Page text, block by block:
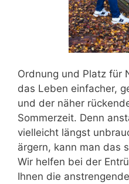
Ordnung und Platz für
das Leben einfacher,
und der näher
Sommerzeit. Denn
vielleicht längst
ärgern, kann man das
Wir helfen bei der
Ihnen die